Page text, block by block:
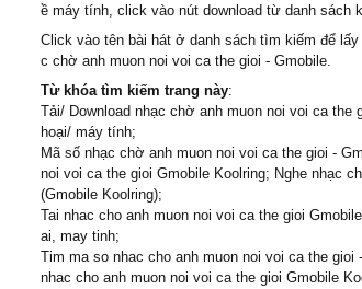
ề máy tính, click vào nút download từ danh sách
Click vào tên bài hát ở danh sách tìm kiếm để
c chờ anh muon noi voi ca the gioi - Gmobile.
Từ khóa tìm kiếm trang này:
Tải/ Download nhạc chờ anh muon noi voi ca the
hoại/ máy tính;
Mã số nhạc chờ anh muon noi voi ca the gioi -
noi voi ca the gioi Gmobile Koolring; Nghe nhạc
(Gmobile Koolring);
Tai nhac cho anh muon noi voi ca the gioi
ai, may tinh;
Tim ma so nhac cho anh muon noi voi ca the gioi
nhac cho anh muon noi voi ca the gioi Gmobile